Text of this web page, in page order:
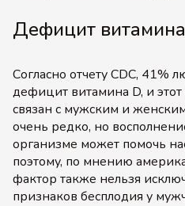
Дефицит
Согласно отчету CDC, 41%
дефицит витамина D, и
связан с мужским и
очень редко, но
организме может помочь
поэтому, по мнению
фактор также нельзя
признаков бесплодия у